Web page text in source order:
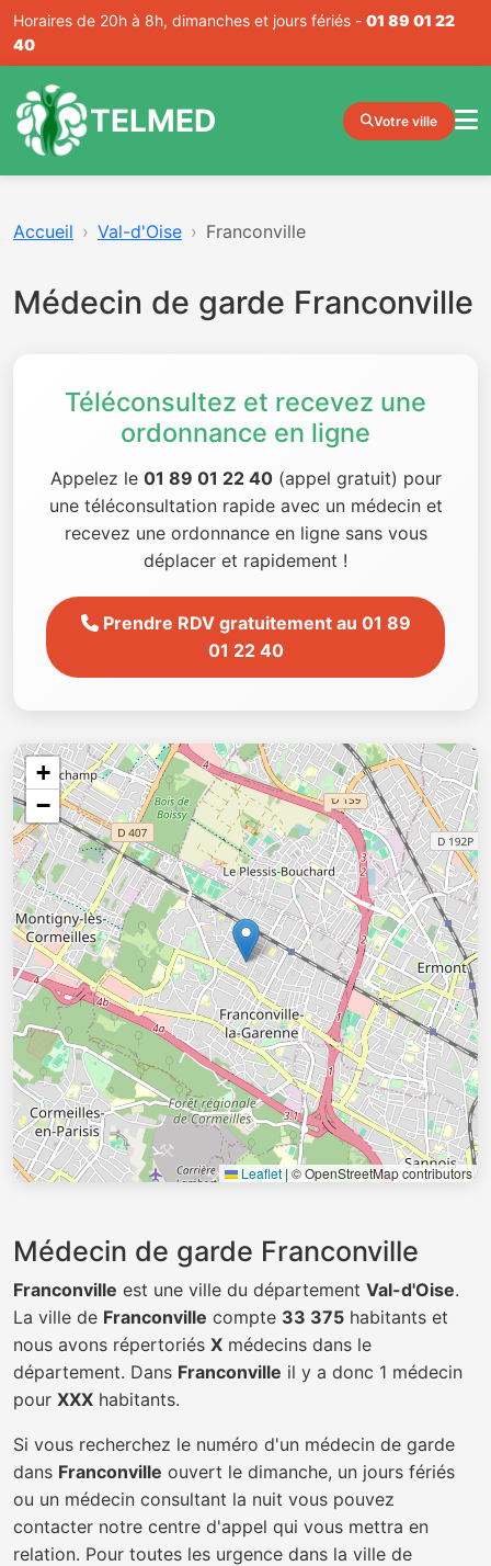
Horaires de 20h à 8h, dimanches et jours fériés - 01 89 01 22
40
TELMED Votre ville
Accueil Val-d'Oise Franconville
Médecin de garde Franconville
Téléconsultez et recevez une
ordonnance en ligne
Appelez le 01 89 01 22 40(appel gratuit) pour
une téléconsultation rapide avec un médecin et
recevez une ordonnance en ligne sans vous
déplacer et rapidement !
Prendre RDV gratuitement au 01 89
01 22 40
+
−
Leaflet | © OpenStreetMap contributors
Médecin de garde Franconville
Franconville est une ville du département Val-d'Oise.
La ville de Franconville compte 33 375 habitants et
nous avons répertoriés X médecins dans le
département. Dans Franconville il y a donc 1 médecin
pour XXX habitants.
Si vous recherchez le numéro d'un médecin de garde
dans Franconville ouvert le dimanche, un jours fériés
ou un médecin consultant la nuit vous pouvez
contacter notre centre d'appel qui vous mettra en
relation. Pour toutes les urgence dans la ville de